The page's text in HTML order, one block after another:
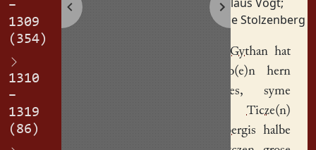
–
1309
(354)
1310
–
1319
(86)
Tietze Stolzenberg
Hannus Gythan hat
of gegeb(e)n hern
Joh(ann)es, syme
sone,Ticze(n)
Stolczinbergis halbe